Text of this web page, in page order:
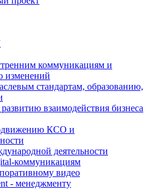
коммуникациям и
изменений
стандартам, образованию,
взаимодействия бизнеса
КСО и
деятельности
коммуникациям
видео
- менеджменту